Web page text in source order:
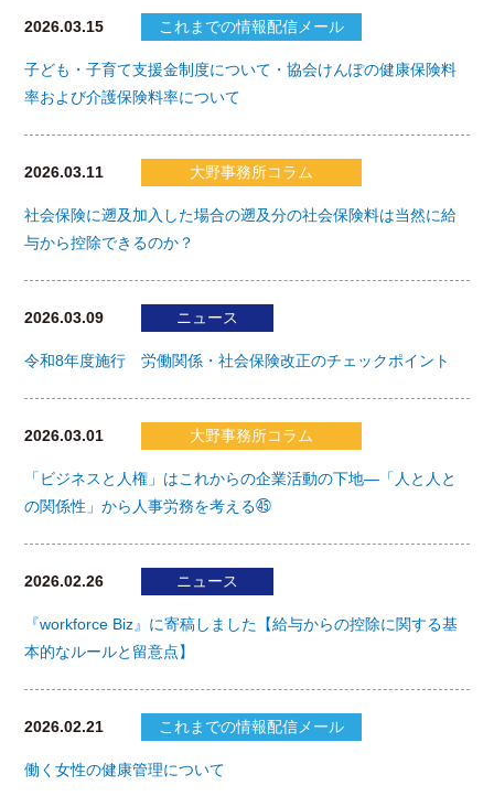
2026.03.15 これまでの情報配信メール
子ども・子育て支援金制度について・協会けんぽの健康保険料
率および介護保険料率について
2026.03.11 大野事務所コラム
社会保険に遡及加入した場合の遡及分の社会保険料は当然に給
与から控除できるのか？
2026.03.09 ニュース
令和8年度施行 労働関係・社会保険改正のチェックポイント
2026.03.01 大野事務所コラム
「ビジネスと人権」はこれからの企業活動の下地―「人と人と
の関係性」から人事労務を考える㊺
2026.02.26 ニュース
『workforce Biz』に寄稿しました【給与からの控除に関する基
本的なルールと留意点】
2026.02.21 これまでの情報配信メール
働く女性の健康管理について